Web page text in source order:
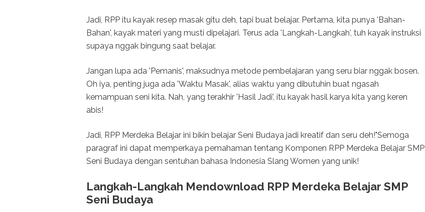
Jadi, RPP itu kayak resep masak gitu deh, tapi buat belajar. Pertama, kita punya 'Bahan-
Bahan', kayak materi yang musti dipelajari. Terus ada 'Langkah-Langkah', tuh kayak instruksi
supaya nggak bingung saat belajar.
Jangan lupa ada 'Pemanis', maksudnya metode pembelajaran yang seru biar nggak bosen.
Oh iya, penting juga ada 'Waktu Masak', alias waktu yang dibutuhin buat ngasah
kemampuan seni kita. Nah, yang terakhir 'Hasil Jadi', itu kayak hasil karya kita yang keren
abis!
Jadi, RPP Merdeka Belajar ini bikin belajar Seni Budaya jadi kreatif dan seru deh!"Semoga
paragraf ini dapat memperkaya pemahaman tentang Komponen RPP Merdeka Belajar SMP
Seni Budaya dengan sentuhan bahasa Indonesia Slang Women yang unik!
Langkah-Langkah Mendownload RPP Merdeka Belajar SMP
Seni Budaya